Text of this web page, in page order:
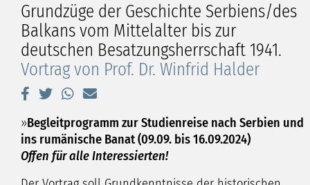
Grundzüge der Geschichte Serbiens/des
Balkans vom Mittelalter bis zur
deutschen Besatzungsherrschaft 1941.
Vortrag von Prof. Dr. Winfrid Halder
»Begleitprogramm zur Studienreise nach Serbien und
ins rumänische Banat (09.09. bis 16.09.2024)
Offen für alle Interessierten!